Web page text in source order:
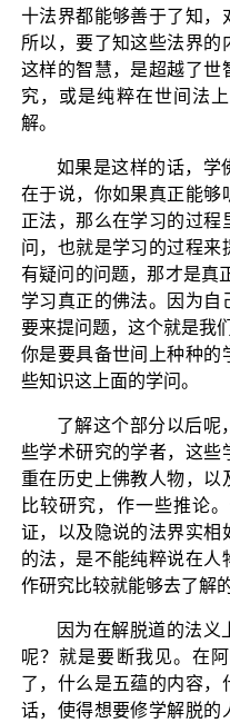
十法界都能够善于了知，
所以，要了知这些法界的
这样的智慧，是超越了世
究，或是纯粹在世间法
解。
如果是这样的话，学
在于说，你如果真正能够
正法，那么在学习的过程
问，也就是学习的过程来
有疑问的问题，那才是真
学习真正的佛法。因为自
要来提问题，这个就是我
你是要具备世间上种种的
些知识这上面的学问。
了解这个部分以后呢
些学术研究的学者，这些
重在历史上佛教人物，以
比较研究，作一些推论
证，以及隐说的法界实相
的法，是不能纯粹说在人
作研究比较就能够去了解的
因为在解脱道的法义
呢？就是要断我见。在
了，什么是五蕴的内容，
话，使得想要修学解脱的